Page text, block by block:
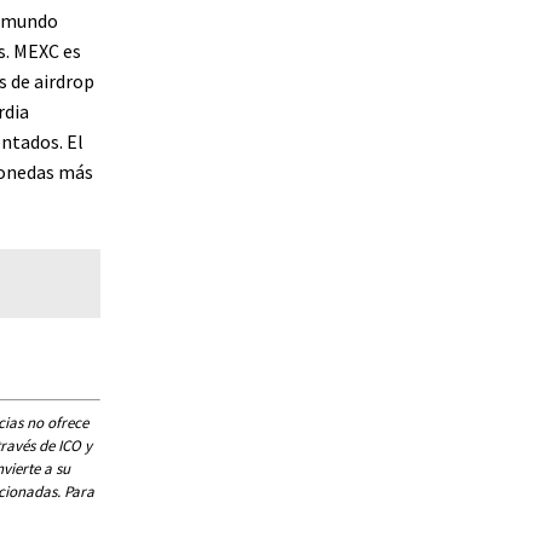
es
de airdrop
El
más
no ofrece
de ICO y
a su
Para